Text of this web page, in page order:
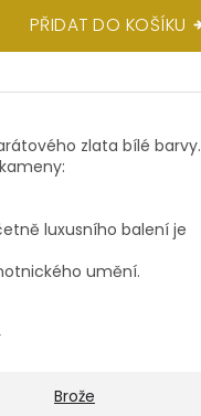
PŘIDAT DO KOŠÍKU
zlata bílé barvy.
luxusního balení je
umění.
Brože